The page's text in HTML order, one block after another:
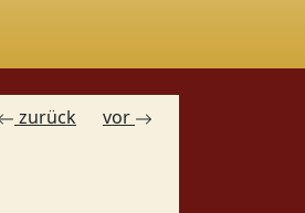
zurück vor